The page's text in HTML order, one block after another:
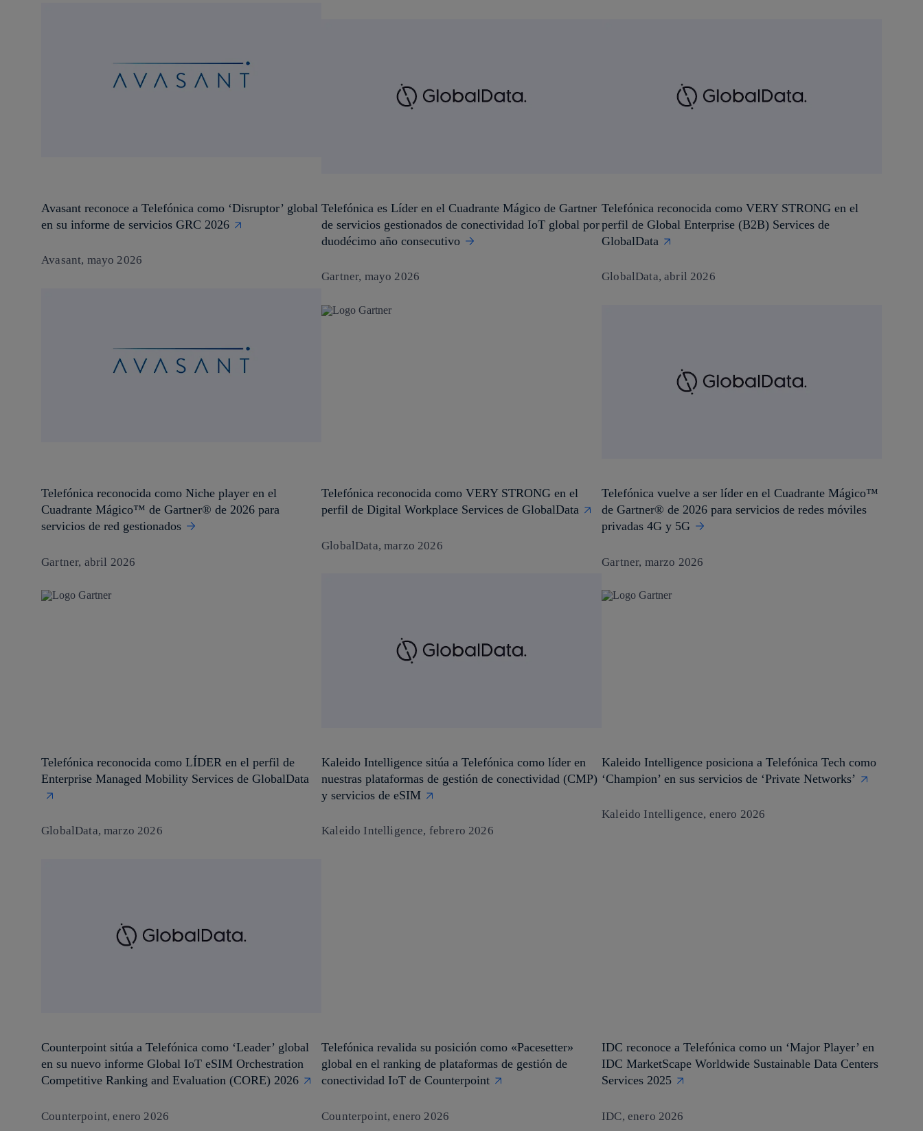
Avasant reconoce a Telefónica como ‘Disruptor’ global
en su informe de servicios GRC 2026
Avasant, mayo 2026
Telefónica es Líder en el Cuadrante Mágico de Gartner
de servicios gestionados de conectividad IoT global por
duodécimo año consecutivo
Gartner, mayo 2026
Telefónica reconocida como VERY STRONG en el
perfil de Global Enterprise (B2B) Services de
GlobalData
GlobalData, abril 2026
Telefónica reconocida como Niche player en el
Cuadrante Mágico™ de Gartner® de 2026 para
servicios de red gestionados
Gartner, abril 2026
Telefónica reconocida como VERY STRONG en el
perfil de Digital Workplace Services de GlobalData
GlobalData, marzo 2026
Telefónica vuelve a ser líder en el Cuadrante Mágico™
de Gartner® de 2026 para servicios de redes móviles
privadas 4G y 5G
Gartner, marzo 2026
Telefónica reconocida como LÍDER en el perfil de
Enterprise Managed Mobility Services de GlobalData
GlobalData, marzo 2026
Kaleido Intelligence sitúa a Telefónica como líder en
nuestras plataformas de gestión de conectividad (CMP)
y servicios de eSIM​
Kaleido Intelligence, febrero 2026
Kaleido Intelligence posiciona a Telefónica Tech como
‘Champion’ en sus servicios de ‘Private Networks’
Kaleido Intelligence, enero 2026
Counterpoint sitúa a Telefónica como ‘Leader’ global
en su nuevo informe Global IoT eSIM Orchestration
Competitive Ranking and Evaluation (CORE) 2026
Counterpoint, enero 2026
Telefónica revalida su posición como «Pacesetter»
global en el ranking de plataformas de gestión de
conectividad IoT de Counterpoint
Counterpoint, enero 2026
IDC reconoce a Telefónica como un ‘Major Player’ en
IDC MarketScape Worldwide Sustainable Data Centers
Services 2025
IDC, enero 2026